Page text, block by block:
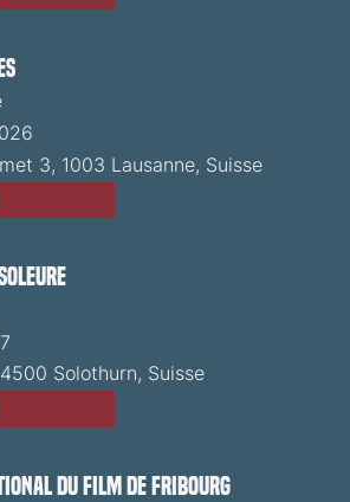
3, 1003 Lausanne, Suisse
Solothurn, Suisse
du Film de Fribourg